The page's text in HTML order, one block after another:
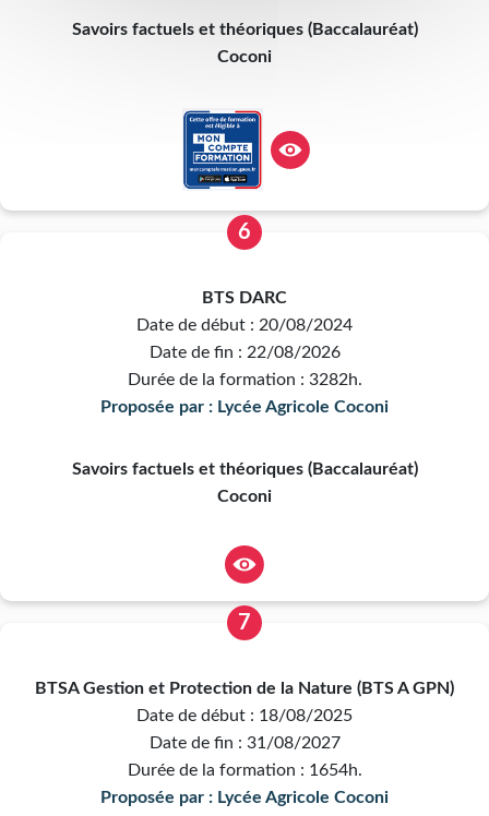
Savoirs factuels et théoriques (Baccalauréat)
Coconi
6
BTS DARC
Date de début : 20/08/2024
Date de fin : 22/08/2026
Durée de la formation : 3282h.
Proposée par : Lycée Agricole Coconi
Savoirs factuels et théoriques (Baccalauréat)
Coconi
7
BTSA Gestion et Protection de la Nature (BTS A GPN)
Date de début : 18/08/2025
Date de fin : 31/08/2027
Durée de la formation : 1654h.
Proposée par : Lycée Agricole Coconi